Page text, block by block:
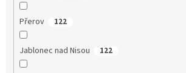
Přerov 122
Jablonec nad Nisou 122